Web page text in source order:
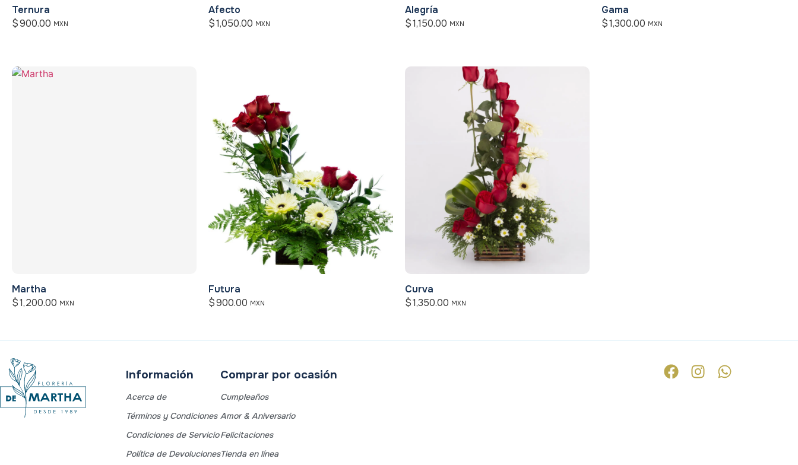
Ternura
$900.00 MXN
Afecto
$1,050.00 MXN
Alegría
$1,150.00 MXN
Gama
$1,300.00 MXN
Martha
$1,200.00 MXN
Futura
$900.00 MXN
Curva
$1,350.00 MXN
Información
Acerca de
Términos y Condiciones
Condiciones de Servicio
Política de Devoluciones
Comprar por ocasión
Cumpleaños
Amor & Aniversario
Felicitaciones
Tienda en línea